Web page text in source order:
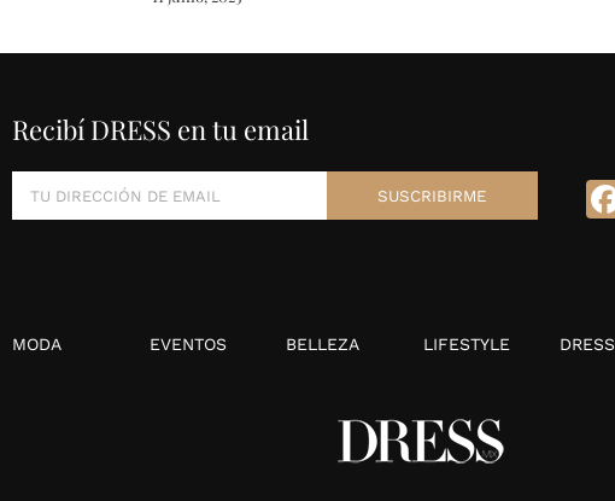
Recibí DRESS en tu email
MODA EVENTOS BELLEZA LIFESTYLE DRESS